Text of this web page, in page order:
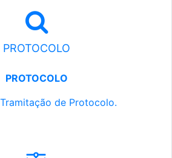
PROTOCOLO
PROTOCOLO
de Protocolo.